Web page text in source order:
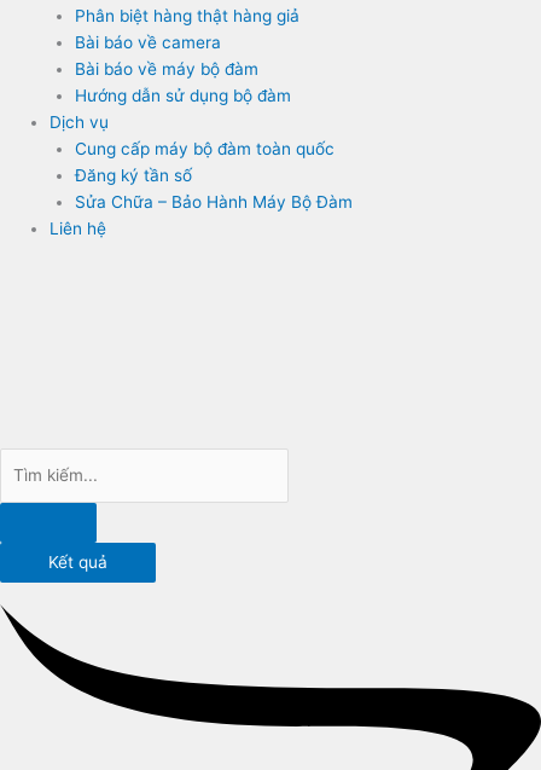
Phân biệt hàng thật hàng giả
Bài báo về camera
Bài báo về máy bộ đàm
Hướng dẫn sử dụng bộ đàm
Dịch vụ
Cung cấp máy bộ đàm toàn quốc
Đăng ký tần số
Sửa Chữa – Bảo Hành Máy Bộ Đàm
Liên hệ
Kết quả